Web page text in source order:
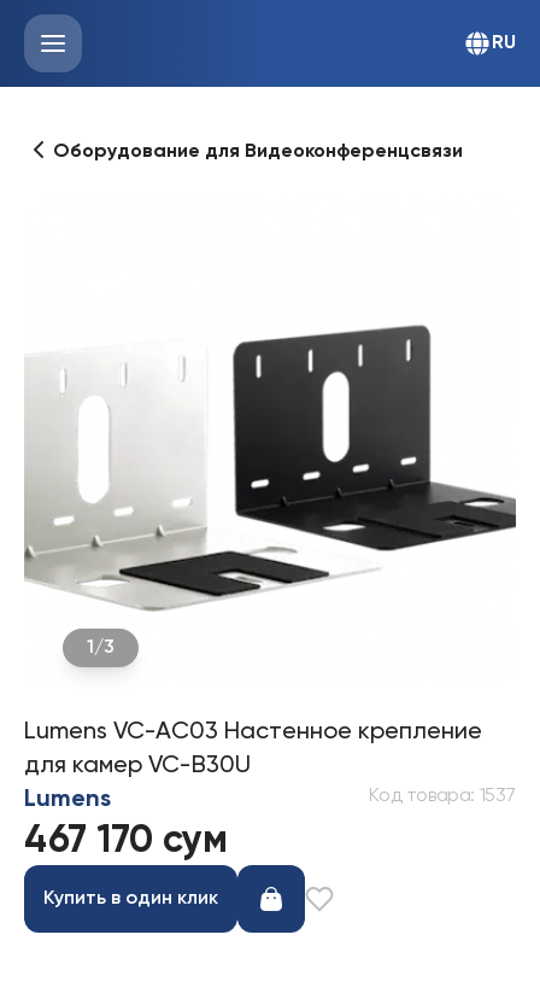
RU
Оборудование для Видеоконференцсвязи
1 /3
Lumens VC-AC03 Настенное крепление
для камер VC-B30U
Lumens
Код товара: 1537
467 170 сум
Купить в один клик